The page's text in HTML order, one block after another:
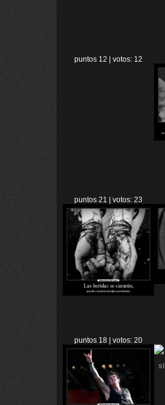
puntos 12 | votos: 12
puntos 21 | votos: 23
puntos 18 | votos: 20